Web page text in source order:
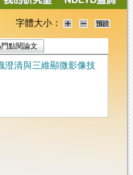
字體大小：
點閱論文
澄清與三維顯微影像技